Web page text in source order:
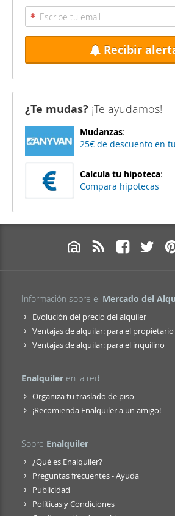
Recibir
¿Te mudas? ¡Te ayudamos!
Mudanzas:
25€ de descuento en
Calcula tu hipoteca:
Compara hipotecas
Información sobre el Mercado del
Evolución del precio del alquiler
Ventajas de alquilar: para el propietario
Ventajas de alquilar: para el inquilino
Enalquiler en la red
Organiza tu traslado de piso
¡Recomienda Enalquiler a un amigo!
Sobre Enalquiler
¿Qué es Enalquiler?
Preguntas frecuentes - Ayuda
Publicidad
Políticas y Condiciones